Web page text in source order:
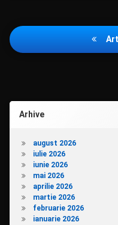
Navigare
în
Arhive
august 2026
iulie 2026
iunie 2026
mai 2026
aprilie 2026
martie 2026
februarie 2026
ianuarie 2026